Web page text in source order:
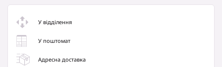
У відділення
У поштомат
Адресна доставка